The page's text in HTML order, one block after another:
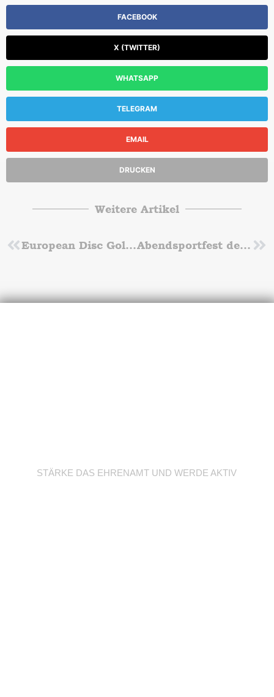
FACEBOOK
X (TWITTER)
WHATSAPP
TELEGRAM
EMAIL
DRUCKEN
Weitere Artikel
Zurück European Disc Golf Championship 2021 Abendsportfest des TuS Lichterfelde
STÄRKE DAS EHRENAMT UND WERDE AKTIV